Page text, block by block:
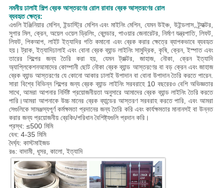
নমনীয় ঢালাই শিল্প ব্রেক আস্তরণের রোল রাবার ব্রেক আস্তরণের রোল
ব্যবহৃত ক্ষেত্র:
এগুলি ইঞ্জিনিয়ার মেশিন, ইন্ডাস্ট্রি মেশিন এবং মাইনিং মেশিন, যেমন উইঞ্চ, উইন্ডলাস, ট্র্যাক্টর,
সুগার মিল, ক্রেন, অয়েল ওয়েল ড্রিলিং, ব্লেন্ডার, পাওয়ার জেনারেটর, নির্মাণ যন্ত্রপাতি, লিফট,
লিফট, পিকআপ, লাইট ইত্যাদির গতি কমানো এবং ব্রেক করার ক্ষেত্রে ব্যাপকভাবে ব্যবহৃত
হয়। ট্রাক, ইত্যাদিঢালাই এবং বোনা ব্রেক ব্যান্ড লাইনিং সামুদ্রিক, কৃষি, ক্রেন, ইস্পাত এবং
তারের শিল্পের জন্য তৈরি করা হয়, যেমন ট্রাক্টর, জাহাজ, নৌকা, ক্রেন ইত্যাদি
অ্যাপ্লিকেশনআমাদের কোম্পানী ছোট নৌকা ব্রেক ব্যান্ড আস্তরণের বা বড় ক্রেন এবং জাহাজ
ব্রেক ব্যান্ড আস্তরণের যে কোনো আকার ঢালাই উপাদান বা বোনা উপাদান তৈরি করতে পারেন.
সারা বিশ্বে বিভিন্ন শিল্পের জন্য ব্রেক ব্যান্ড লাইনিং সরবরাহে 10 বছরেরও বেশি অভিজ্ঞতার
সাথে, আমরা আপনার নির্দিষ্ট প্রয়োজনীয়তা অনুসারে আমাদের ব্রেক ব্যান্ড লাইনিং তৈরি করতে
পারি।আমরা আপনাকে উচ্চ মানের ব্রেক ব্যান্ডের আস্তরণ সরবরাহ করতে পারি, এবং আমরা
সেগুলিকে সামঞ্জস্যপূর্ণ কর্মক্ষমতা প্রদানের জন্য তৈরি করি এবং কার্যক্ষমতার মানানসই বা উন্নত
করার জন্য প্রয়োজনীয় ব্রেকিং/পরিধান বৈশিষ্ট্যগুলি প্রদান করি।
প্রস্থ: ≤500 মিমি
বেধ: 4-35 মিমি
দৈর্ঘ্য: কাস্টমাইজড
রঙ: বাদামী, ধূসর, কালো, ইত্যাদি